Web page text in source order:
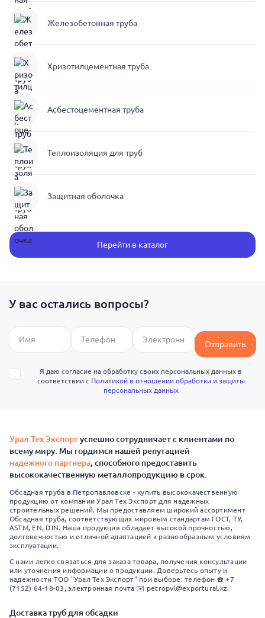
Железобетонная труба
Хризотилцементная труба
Асбестоцементная труба
Теплоизоляция для труб
Защитная оболочка
Перейти в каталог
У вас остались вопросы?
Отправить
Я даю согласие на обработку своих персональных данных в
соответствии с Политикой в отношении обработки и защиты
персональных данных
Урал Тех Экспортуспешно сотрудничает с клиентами по
всему миру. Мы гордимся нашей репутацией
надежного партнера, способного предоставить
высококачественную металлопродукцию в срок.
Обсадная труба в Петропавловске - купить высококачественную
продукцию от компании Урал Тех Экспорт для надежных
строительных решений. Мы предоставляем широкий ассортимент
Обсадная труба, соответствующих мировым стандартам ГОСТ, ТУ,
ASTM, EN, DIN. Наша продукция обладает высокой прочностью,
долговечностью и отличной адаптацией к разнообразным условиям
эксплуатации.
С нами легко связаться для заказа товара, получения консультации
или уточнения информации о продукции. Доверьтесь опыту и
надежности ТОО "Урал Тех Экспорт" при выборе: телефон ☎️ +7
(7152) 64-18-03, электронная почта ✉️ petropvl@exportural.kz.
Доставка труб для обсадки